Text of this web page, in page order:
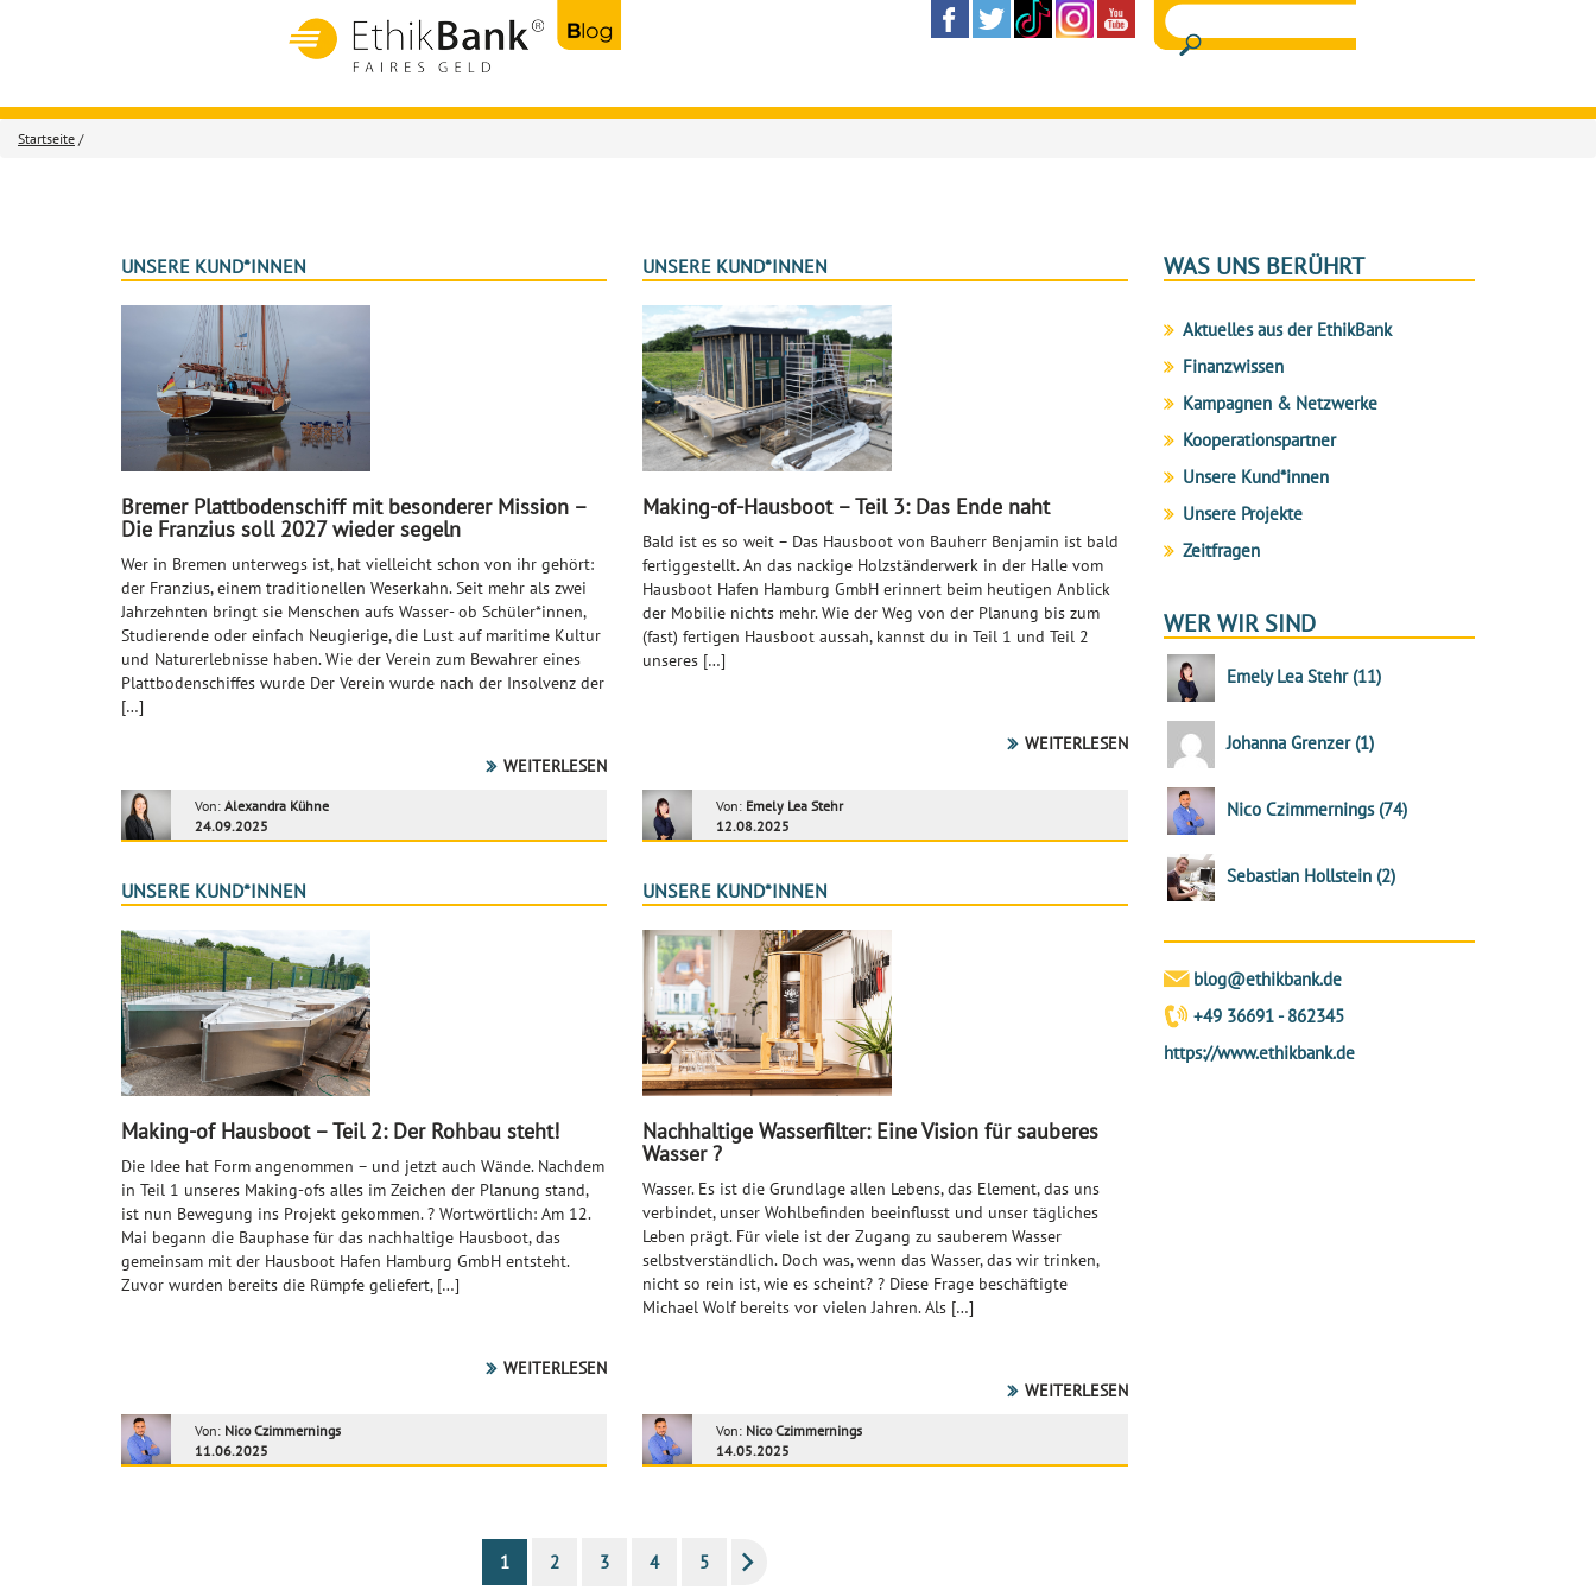
Startseite /
UNSERE KUND*INNEN
Bremer Plattbodenschiff mit besonderer Mission –
Die Franzius soll 2027 wieder segeln
Wer in Bremen unterwegs ist, hat vielleicht schon von ihr gehört:
der Franzius, einem traditionellen Weserkahn. Seit mehr als zwei
Jahrzehnten bringt sie Menschen aufs Wasser- ob Schüler*innen,
Studierende oder einfach Neugierige, die Lust auf maritime Kultur
und Naturerlebnisse haben. Wie der Verein zum Bewahrer eines
Plattbodenschiffes wurde Der Verein wurde nach der Insolvenz der
[…]
WEITERLESEN
Von: Alexandra Kühne
24.09.2025
UNSERE KUND*INNEN
Making-of-Hausboot – Teil 3: Das Ende naht
Bald ist es so weit – Das Hausboot von Bauherr Benjamin ist bald
fertiggestellt. An das nackige Holzständerwerk in der Halle vom
Hausboot Hafen Hamburg GmbH erinnert beim heutigen Anblick
der Mobilie nichts mehr. Wie der Weg von der Planung bis zum
(fast) fertigen Hausboot aussah, kannst du in Teil 1 und Teil 2
unseres […]
WEITERLESEN
Von: Emely Lea Stehr
12.08.2025
UNSERE KUND*INNEN
Making-of Hausboot – Teil 2: Der Rohbau steht!
Die Idee hat Form angenommen – und jetzt auch Wände. Nachdem
in Teil 1 unseres Making-ofs alles im Zeichen der Planung stand,
ist nun Bewegung ins Projekt gekommen. ? Wortwörtlich: Am 12.
Mai begann die Bauphase für das nachhaltige Hausboot, das
gemeinsam mit der Hausboot Hafen Hamburg GmbH entsteht.
Zuvor wurden bereits die Rümpfe geliefert, […]
WEITERLESEN
Von: Nico Czimmernings
11.06.2025
UNSERE KUND*INNEN
Nachhaltige Wasserfilter: Eine Vision für sauberes
Wasser ?
Wasser. Es ist die Grundlage allen Lebens, das Element, das uns
verbindet, unser Wohlbefinden beeinflusst und unser tägliches
Leben prägt. Für viele ist der Zugang zu sauberem Wasser
selbstverständlich. Doch was, wenn das Wasser, das wir trinken,
nicht so rein ist, wie es scheint? ? Diese Frage beschäftigte
Michael Wolf bereits vor vielen Jahren. Als […]
WEITERLESEN
Von: Nico Czimmernings
14.05.2025
1 2 3 4 5
WAS UNS BERÜHRT
Aktuelles aus der EthikBank
Finanzwissen
Kampagnen & Netzwerke
Kooperationspartner
Unsere Kund*innen
Unsere Projekte
Zeitfragen
WER WIR SIND
Emely Lea Stehr (11)
Johanna Grenzer (1)
Nico Czimmernings (74)
Sebastian Hollstein (2)
blog@ethikbank.de
+49 36691 - 862345
https://www.ethikbank.de